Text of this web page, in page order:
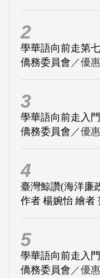
2
學華語向前走第
僑務委員會 ／優
3
學華語向前走入
僑務委員會 ／優
4
臺灣鯨讚(海洋廉
作者 楊婉怡 繪者
5
學華語向前走入
僑務委員會 ／優